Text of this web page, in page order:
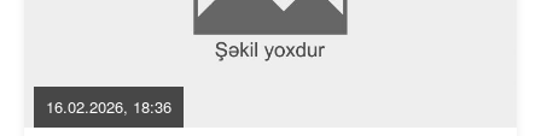
16.02.2026, 18:36